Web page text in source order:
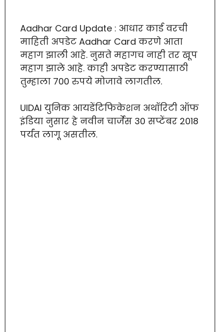
Aadhar Card Update : आधार कार्ड वरची
माहिती अपडेट Aadhar Card करणे आता
महाग झाली आहे. नुसते महागच नाही तर खूप
महाग झाले आहे. काही अपडेट करण्यासाठी
तुम्हाला 700 रुपये मोजावे लागतील.
UIDAI युनिक आयडेंटिफिकेशन अथॉरिटी ऑफ
इंडिया नुसार हे नवीन चार्जेस 30 सप्टेंबर 2018
पर्यंत लागू असतील.